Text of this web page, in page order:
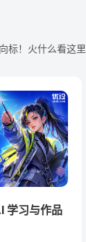
标！火什么看这里
学习与作品